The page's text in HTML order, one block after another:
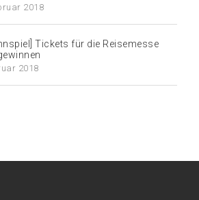
2018
Tickets für die Reisemesse
2018